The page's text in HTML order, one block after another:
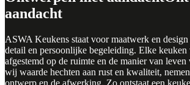
aandacht
ASWA Keukens staat voor maatwerk en
detail en persoonlijke begeleiding. Elke
afgestemd op de ruimte en de manier van
wij waarde hechten aan rust en kwaliteit,
ontwerp en de afwerking. Zo ontstaat een